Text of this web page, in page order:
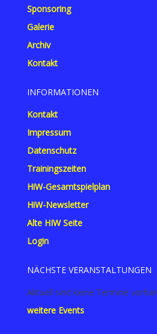
Sponsoring
Galerie
Archiv
Kontakt
INFORMATIONEN
Kontakt
Impressum
Datenschutz
Trainingszeiten
HiW-Gesamtspielplan
HiW-Newsletter
Alte HIW Seite
Login
NÄCHSTE VERANSTALTUNGEN
Aktuell sind keine Termine
weitere Events